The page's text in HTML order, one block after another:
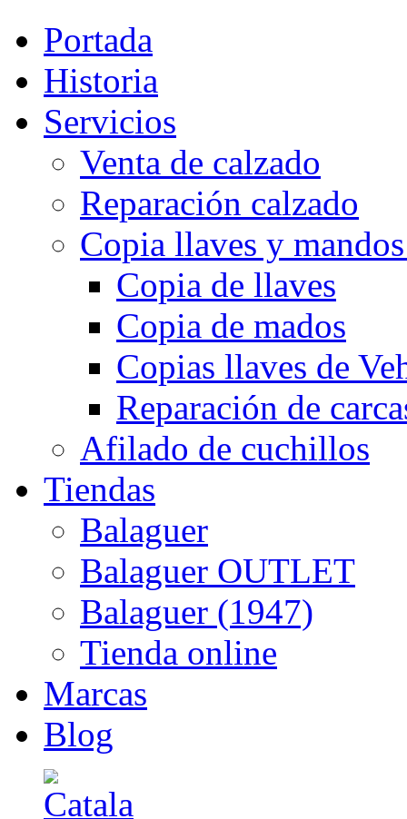
Portada
Historia
Servicios
Venta de calzado
Reparación calzado
Copia llaves y
Copia de llaves
Copia de mados
Copias llaves de
Reparación de
Afilado de cuchillos
Tiendas
Balaguer
Balaguer OUTLET
Balaguer (1947)
Tienda online
Marcas
Blog